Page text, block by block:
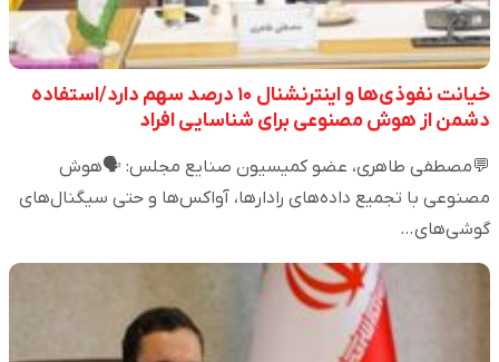
خیانت نفوذی‌ها و اینترنشنال ۱۰ درصد سهم دارد/استفاده
دشمن از هوش مصنوعی برای شناسایی افراد
💬مصطفی طاهری، عضو کمیسیون صنایع مجلس: 🗣️هوش
مصنوعی با تجمیع داده‌های رادارها، آواکس‌ها و حتی سیگنال‌های
گوشی‌های…